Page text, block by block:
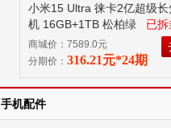
小米15 Ultra 徕卡2亿超级
机 16GB+1TB 松柏绿
已
品不支持7无理由退换货！
商城价：7589.0元
分期价： 316.21元*24期
手机配件